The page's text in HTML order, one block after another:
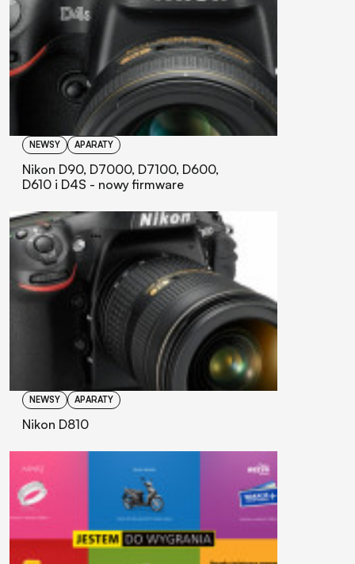
NEWSY APARATY
Nikon D90, D7000, D7100, D600,
D610 i D4S - nowy firmware
NEWSY APARATY
Nikon D810